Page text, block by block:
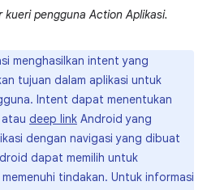
kueri pengguna Action Aplikasi.
menghasilkan intent yang
tujuan dalam aplikasi untuk
Intent dapat menentukan
deep link Android yang
dengan navigasi yang dibuat
dapat memilih untuk
tindakan. Untuk informasi